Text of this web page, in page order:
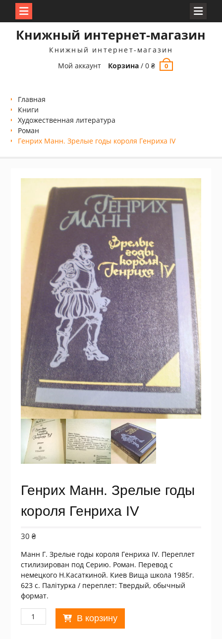
Книжный интернет-магазин
Книжный интернет-магазин
Мой аккаунт
Корзина /0₴ 0
Главная
Книги
Xудожественная литература
Роман
Генрих Манн. Зрелые годы короля Генриха IV
Генрих Манн. Зрелые годы
короля Генриха IV
30 ₴
Манн Г. Зрелые годы короля Генриха IV. Переплет
стилизирован под Серию. Роман. Перевод с
немецкого Н.Касаткиной. Киев Вища школа 1985г.
623 с. Палiтурка / переплет: Твердый, обычный
формат.
Количество
товара
В корзину